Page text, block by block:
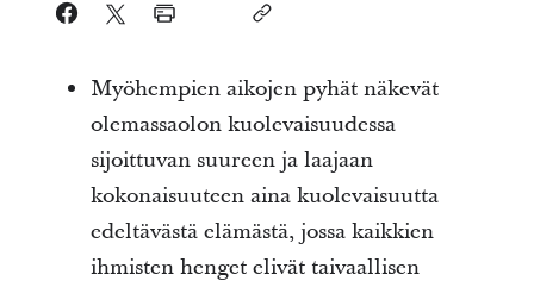
Myöhempien aikojen pyhät näkevät
olemassaolon kuolevaisuudessa
sijoittuvan suureen ja laajaan
kokonaisuuteen aina kuolevaisuutta
edeltävästä elämästä, jossa kaikkien
ihmisten henget elivät taivaallisen